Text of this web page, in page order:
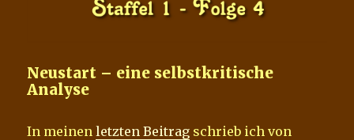
Neustart – eine selbstkritische
Analyse
In meinenletzten Beitrag schrieb ich von